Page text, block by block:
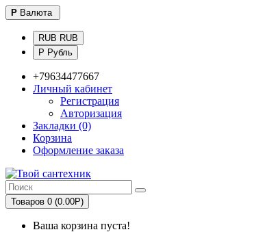
Р Валюта
RUB RUB
Р Рубль
+79634477667
Личный кабинет
Регистрация
Авторизация
Закладки (0)
Корзина
Оформление заказа
Товаров 0 (0.00Р)
Ваша корзина пуста!